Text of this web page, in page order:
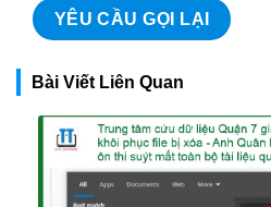
Bài Viết Liên Quan